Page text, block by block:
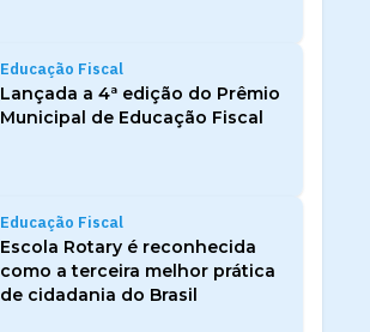
Educação Fiscal
Lançada a 4ª edição do Prêmio
Municipal de Educação Fiscal
Educação Fiscal
Escola Rotary é reconhecida
como a terceira melhor prática
de cidadania do Brasil